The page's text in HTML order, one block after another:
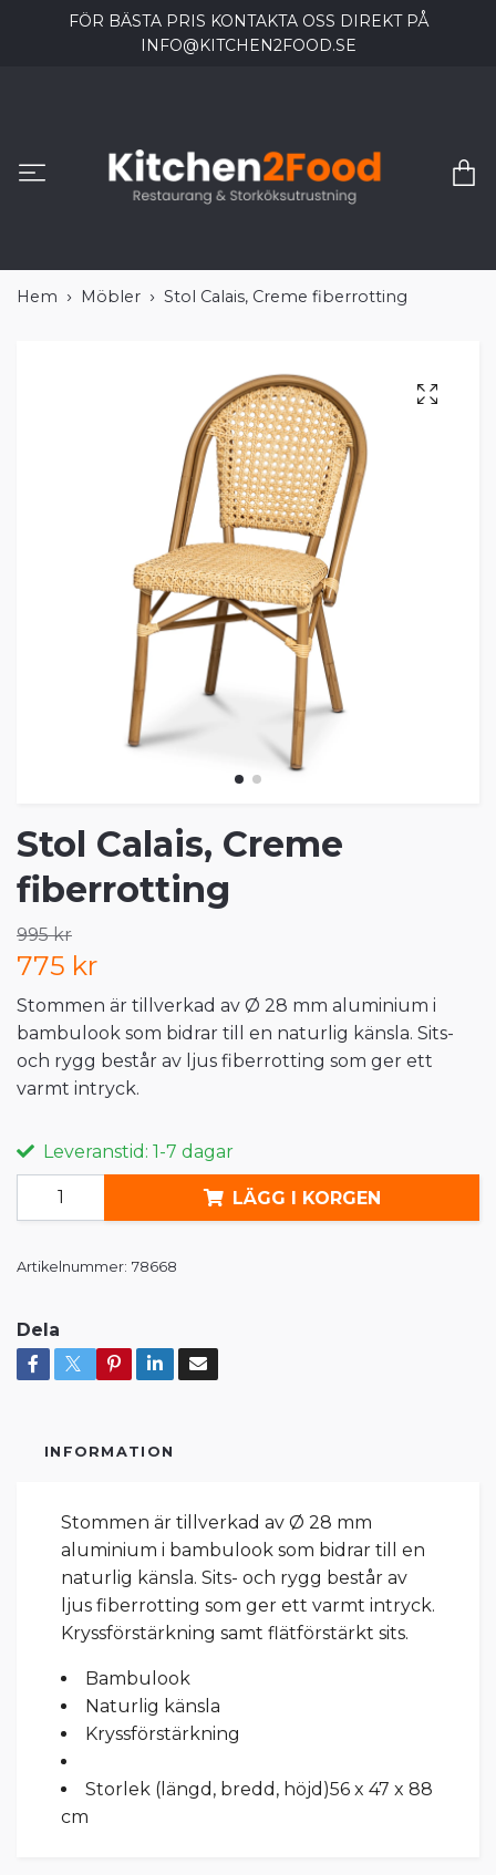
FÖR BÄSTA PRIS KONTAKTA OSS DIREKT PÅ
INFO@KITCHEN2FOOD.SE
Hem Möbler Stol Calais, Creme fiberrotting
Stol Calais, Creme
fiberrotting
995 kr
775 kr
Stommen är tillverkad av Ø 28 mm aluminium i
bambulook som bidrar till en naturlig känsla. Sits-
och rygg består av ljus fiberrotting som ger ett
varmt intryck.
Leveranstid: 1-7 dagar
LÄGG I KORGEN
Artikelnummer: 78668
Dela
INFORMATION
Stommen är tillverkad av Ø 28 mm
aluminium i bambulook som bidrar till en
naturlig känsla. Sits- och rygg består av
ljus fiberrotting som ger ett varmt intryck.
Kryssförstärkning samt flätförstärkt sits.
Bambulook
Naturlig känsla
Kryssförstärkning
Storlek (längd, bredd, höjd)56 x 47 x 88
cm